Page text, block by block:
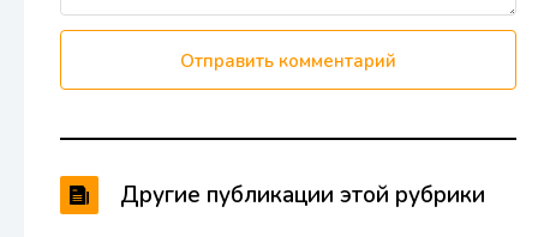
Отправить комментарий
Другие публикации этой рубрики